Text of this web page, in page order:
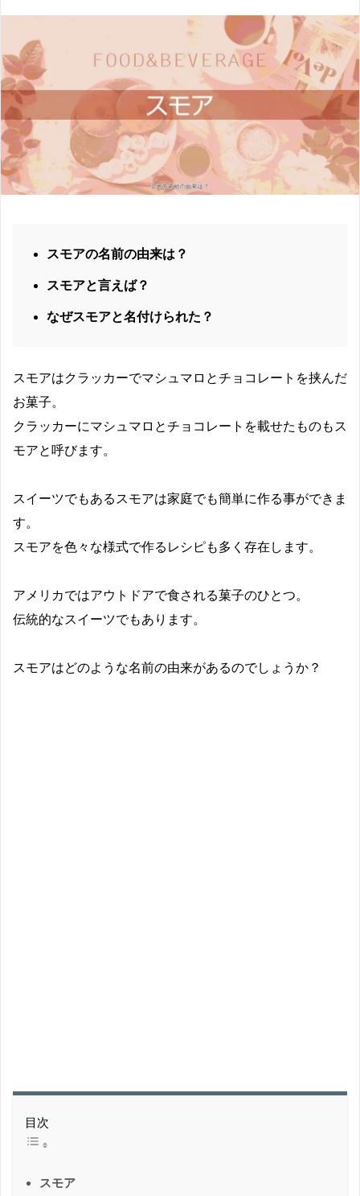
スモアの名前の由来は？
スモアと言えば？
なぜスモアと名付けられた？
スモアはクラッカーでマシュマロとチョコレートを挟んだ
お菓子。
クラッカーにマシュマロとチョコレートを載せたものも ス
モアと呼びます。
スイーツでもある スモアは家庭でも簡単に作る事ができま
す。
スモアを色々な様式で作るレシピも多く存在します。
アメリカではアウトドアで食される菓子のひとつ。
伝統的なスイーツでもあります。
スモアはどのような名前の由来があるのでしょうか？
目次
スモア